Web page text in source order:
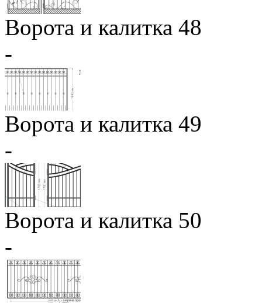
Ворота и калитка 48
-
Ворота и калитка 49
-
Ворота и калитка 50
-